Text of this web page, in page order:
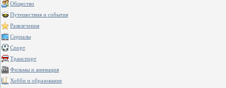
Общество
Путешествия и события
Развлечения
Сериалы
Спорт
Транспорт
Фильмы и анимация
Хобби и образование